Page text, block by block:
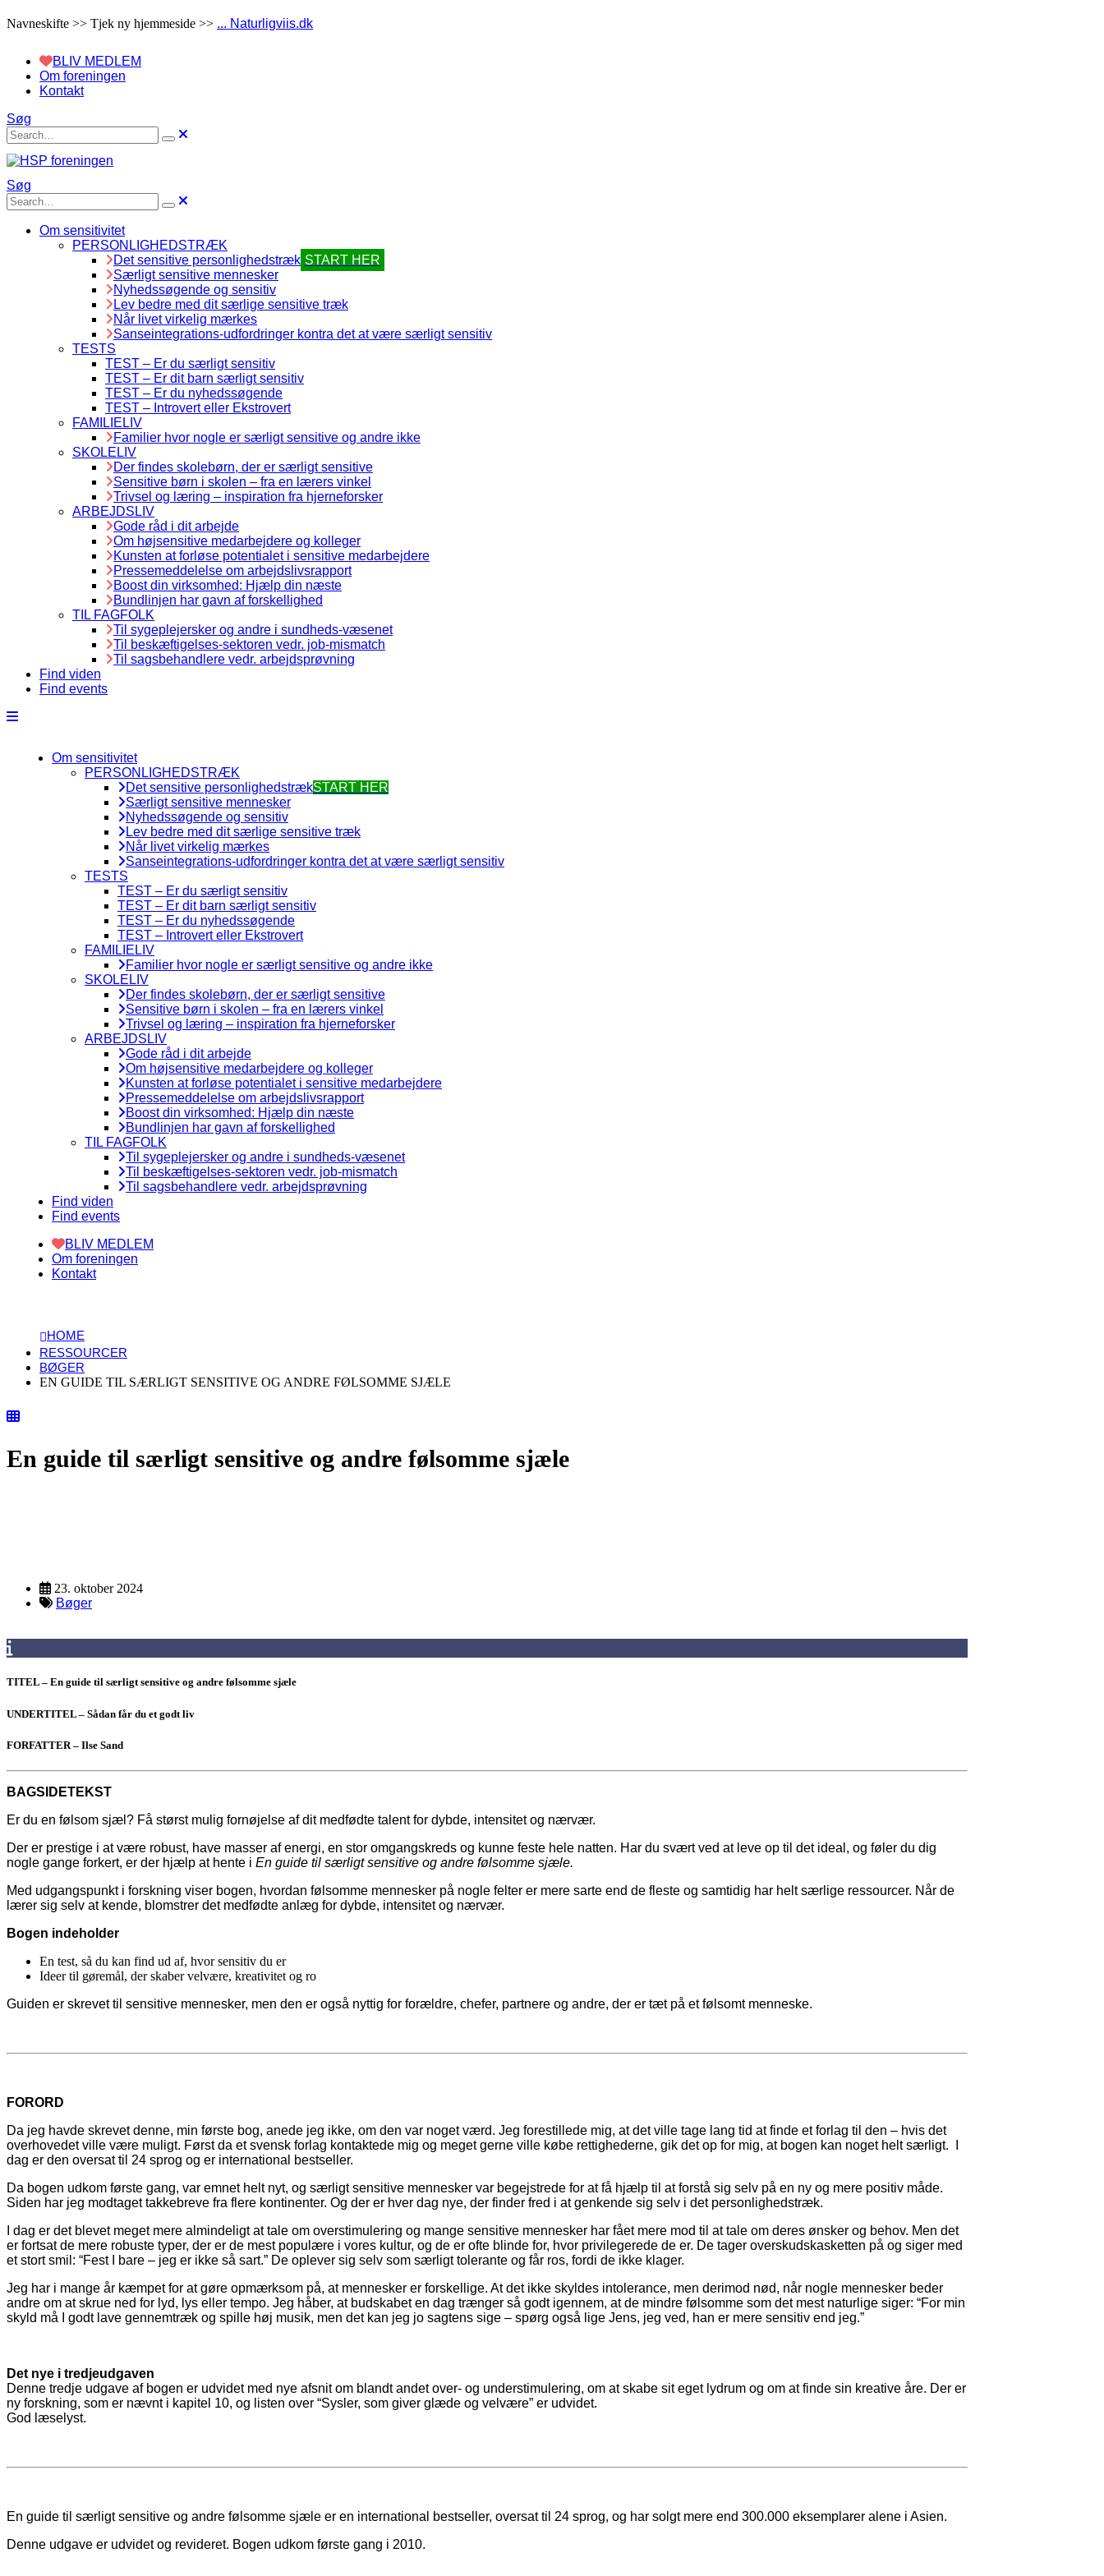
Navneskifte >> Tjek ny hjemmeside >> ... Naturligviis.dk
BLIV MEDLEM
Om foreningen
Kontakt
Søg
Søg
Om sensitivitet
PERSONLIGHEDSTRÆK
Det sensitive personlighedstræk START HER
Særligt sensitive mennesker
Nyhedssøgende og sensitiv
Lev bedre med dit særlige sensitive træk
Når livet virkelig mærkes
Sanseintegrations-udfordringer kontra det at være særligt sensitiv
TESTS
TEST – Er du særligt sensitiv
TEST – Er dit barn særligt sensitiv
TEST – Er du nyhedssøgende
TEST – Introvert eller Ekstrovert
FAMILIELIV
Familier hvor nogle er særligt sensitive og andre ikke
SKOLELIV
Der findes skolebørn, der er særligt sensitive
Sensitive børn i skolen – fra en lærers vinkel
Trivsel og læring – inspiration fra hjerneforsker
ARBEJDSLIV
Gode råd i dit arbejde
Om højsensitive medarbejdere og kolleger
Kunsten at forløse potentialet i sensitive medarbejdere
Pressemeddelelse om arbejdslivsrapport
Boost din virksomhed: Hjælp din næste
Bundlinjen har gavn af forskellighed
TIL FAGFOLK
Til sygeplejersker og andre i sundheds-væsenet
Til beskæftigelses-sektoren vedr. job-mismatch
Til sagsbehandlere vedr. arbejdsprøvning
Find viden
Find events
Om sensitivitet
PERSONLIGHEDSTRÆK
Det sensitive personlighedstrækSTART HER
Særligt sensitive mennesker
Nyhedssøgende og sensitiv
Lev bedre med dit særlige sensitive træk
Når livet virkelig mærkes
Sanseintegrations-udfordringer kontra det at være særligt sensitiv
TESTS
TEST – Er du særligt sensitiv
TEST – Er dit barn særligt sensitiv
TEST – Er du nyhedssøgende
TEST – Introvert eller Ekstrovert
FAMILIELIV
Familier hvor nogle er særligt sensitive og andre ikke
SKOLELIV
Der findes skolebørn, der er særligt sensitive
Sensitive børn i skolen – fra en lærers vinkel
Trivsel og læring – inspiration fra hjerneforsker
ARBEJDSLIV
Gode råd i dit arbejde
Om højsensitive medarbejdere og kolleger
Kunsten at forløse potentialet i sensitive medarbejdere
Pressemeddelelse om arbejdslivsrapport
Boost din virksomhed: Hjælp din næste
Bundlinjen har gavn af forskellighed
TIL FAGFOLK
Til sygeplejersker og andre i sundheds-væsenet
Til beskæftigelses-sektoren vedr. job-mismatch
Til sagsbehandlere vedr. arbejdsprøvning
Find viden
Find events
BLIV MEDLEM
Om foreningen
Kontakt
HOME
RESSOURCER
BØGER
EN GUIDE TIL SÆRLIGT SENSITIVE OG ANDRE FØLSOMME SJÆLE
En guide til særligt sensitive og andre følsomme sjæle
23. oktober 2024
Bøger
TITEL – En guide til særligt sensitive og andre følsomme sjæle
UNDERTITEL – Sådan får du et godt liv
FORFATTER – Ilse Sand
BAGSIDETEKST
Er du en følsom sjæl? Få størst mulig fornøjelse af dit medfødte talent for dybde, intensitet og nærvær.
Der er prestige i at være robust, have masser af energi, en stor omgangskreds og kunne feste hele natten. Har du svært ved at leve op til det ideal, og føler du dig
nogle gange forkert, er der hjælp at hente i En guide til særligt sensitive og andre følsomme sjæle.
Med udgangspunkt i forskning viser bogen, hvordan følsomme mennesker på nogle felter er mere sarte end de fleste og samtidig har helt særlige ressourcer. Når de
lærer sig selv at kende, blomstrer det medfødte anlæg for dybde, intensitet og nærvær.
Bogen indeholder
En test, så du kan find ud af, hvor sensitiv du er
Ideer til gøremål, der skaber velvære, kreativitet og ro
Guiden er skrevet til sensitive mennesker, men den er også nyttig for forældre, chefer, partnere og andre, der er tæt på et følsomt menneske.
FORORD
Da jeg havde skrevet denne, min første bog, anede jeg ikke, om den var noget værd. Jeg forestillede mig, at det ville tage lang tid at finde et forlag til den – hvis det
overhovedet ville være muligt. Først da et svensk forlag kontaktede mig og meget gerne ville købe rettighederne, gik det op for mig, at bogen kan noget helt særligt. I
dag er den oversat til 24 sprog og er international bestseller.
Da bogen udkom første gang, var emnet helt nyt, og særligt sensitive mennesker var begejstrede for at få hjælp til at forstå sig selv på en ny og mere positiv måde.
Siden har jeg modtaget takkebreve fra flere kontinenter. Og der er hver dag nye, der finder fred i at genkende sig selv i det personlighedstræk.
I dag er det blevet meget mere almindeligt at tale om overstimulering og mange sensitive mennesker har fået mere mod til at tale om deres ønsker og behov. Men det
er fortsat de mere robuste typer, der er de mest populære i vores kultur, og de er ofte blinde for, hvor privilegerede de er. De tager overskudskasketten på og siger med
et stort smil: “Fest I bare – jeg er ikke så sart.” De oplever sig selv som særligt tolerante og får ros, fordi de ikke klager.
Jeg har i mange år kæmpet for at gøre opmærksom på, at mennesker er forskellige. At det ikke skyldes intolerance, men derimod nød, når nogle mennesker beder
andre om at skrue ned for lyd, lys eller tempo. Jeg håber, at budskabet en dag trænger så godt igennem, at de mindre følsomme som det mest naturlige siger: “For min
skyld må I godt lave gennemtræk og spille høj musik, men det kan jeg jo sagtens sige – spørg også lige Jens, jeg ved, han er mere sensitiv end jeg.”
Det nye i tredjeudgaven
Denne tredje udgave af bogen er udvidet med nye afsnit om blandt andet over- og understimulering, om at skabe sit eget lydrum og om at finde sin kreative åre. Der er
ny forskning, som er nævnt i kapitel 10, og listen over “Sysler, som giver glæde og velvære” er udvidet.
God læselyst.
En guide til særligt sensitive og andre følsomme sjæle er en international bestseller, oversat til 24 sprog, og har solgt mere end 300.000 eksemplarer alene i Asien.
Denne udgave er udvidet og revideret. Bogen udkom første gang i 2010.